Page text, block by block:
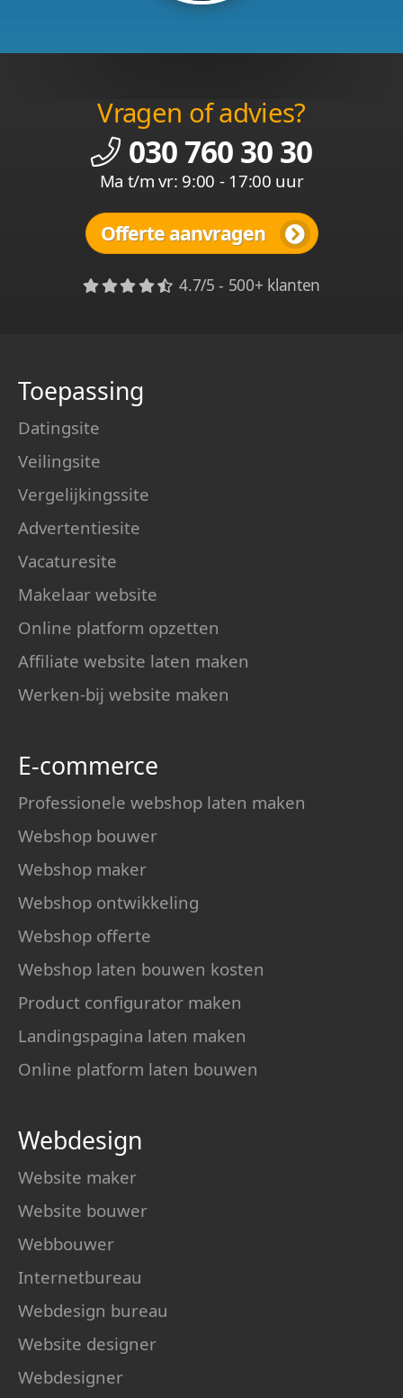
Vragen of advies?
030 760 30 30
Ma t/m vr: 9:00 - 17:00 uur
Offerte aanvragen
4.7/5 - 500+ klanten
Toepassing
Datingsite
Veilingsite
Vergelijkingssite
Advertentiesite
Vacaturesite
Makelaar website
Online platform opzetten
Affiliate website laten maken
Werken-bij website maken
E-commerce
Professionele webshop laten maken
Webshop bouwer
Webshop maker
Webshop ontwikkeling
Webshop offerte
Webshop laten bouwen kosten
Product configurator maken
Landingspagina laten maken
Online platform laten bouwen
Webdesign
Website maker
Website bouwer
Webbouwer
Internetbureau
Webdesign bureau
Website designer
Webdesigner